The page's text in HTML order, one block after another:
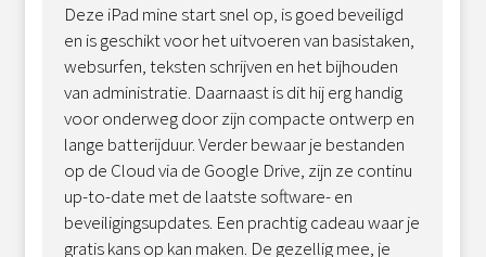
Deze iPad mine start snel op, is goed beveiligd
en is geschikt voor het uitvoeren van basistaken,
websurfen, teksten schrijven en het bijhouden
van administratie. Daarnaast is dit hij erg handig
voor onderweg door zijn compacte ontwerp en
lange batterijduur. Verder bewaar je bestanden
op de Cloud via de Google Drive, zijn ze continu
up-to-date met de laatste software- en
beveiligingsupdates. Een prachtig cadeau waar je
gratis kans op kan maken. De gezellig mee, je